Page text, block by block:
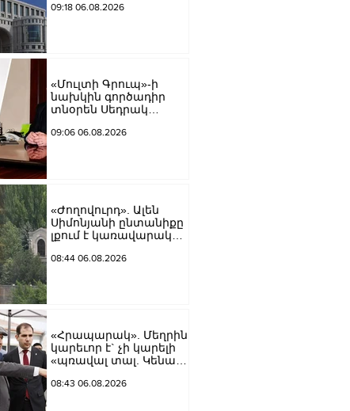
միջոցառումների
09:18 06.08.2026
«Մուլտի Գրուպ»-ի
նախկին գործադիր
տնօրեն Սեդրակ
ամսով կալանավորվել է
09:06 06.08.2026
«Ժողովուրդ». Ալեն
Սիմոնյանի ընտանիքը
լքում է կառավարական
08:44 06.08.2026
«Հրապարակ». Մեղրին
կարեւոր է` չի կարելի
«պռավալ տալ. Կենաց
08:43 06.08.2026